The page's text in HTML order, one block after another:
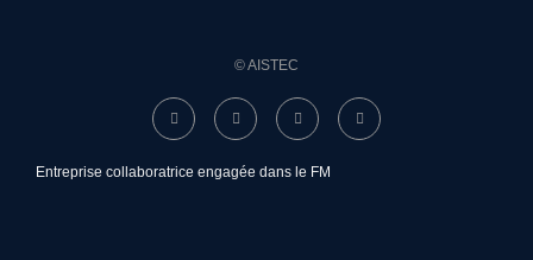
© AISTEC
Entreprise collaboratrice engagée dans le FM